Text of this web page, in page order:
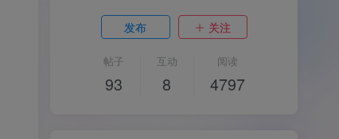
发布 关注
帖子
93
互动
8
阅读
4797